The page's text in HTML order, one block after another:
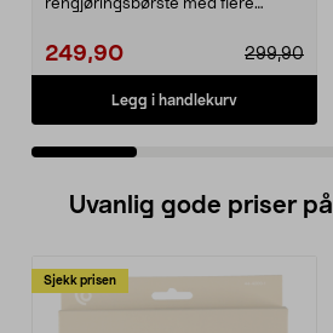
rengjøringsbørste med flere
249,90 299,90
Legg i handlekurv
Uvanlig gode priser
Sjekk prisen